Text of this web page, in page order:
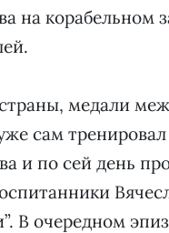
на корабельном
медали
сам
и по сей день
В очередном